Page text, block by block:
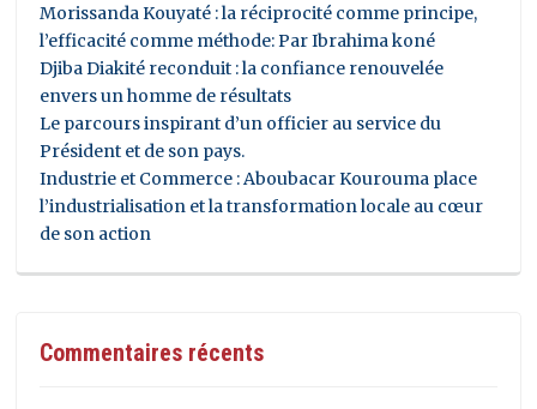
Morissanda Kouyaté : la réciprocité comme principe,
l’efficacité comme méthode: Par Ibrahima koné
Djiba Diakité reconduit : la confiance renouvelée
envers un homme de résultats
Le parcours inspirant d’un officier au service du
Président et de son pays.
Industrie et Commerce : Aboubacar Kourouma place
l’industrialisation et la transformation locale au cœur
de son action
Commentaires récents